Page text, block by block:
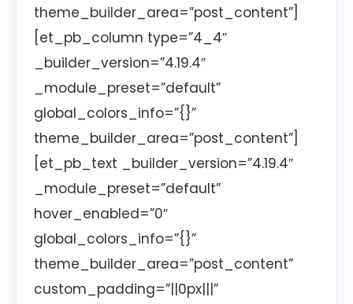
theme_builder_area=”post_content”]
[et_pb_column type=”4_4″
_builder_version=”4.19.4″
_module_preset=”default”
global_colors_info=”{}”
theme_builder_area=”post_content”]
[et_pb_text _builder_version=”4.19.4″
_module_preset=”default”
hover_enabled=”0″
global_colors_info=”{}”
theme_builder_area=”post_content”
custom_padding=”||0px|||”